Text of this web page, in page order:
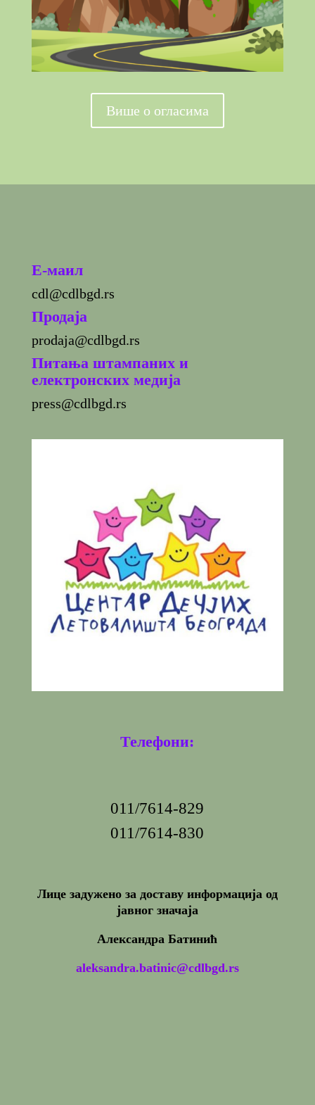
Више о огласима
E-маил
cdl@cdlbgd.rs
Продаја
prodaja@cdlbgd.rs
Питања штампаних и
електронских медија
press@cdlbgd.rs
Телефони:
011/7614-829
011/7614-830
Лице задужено за доставу информација од
јавног значаја
Александра Батинић
aleksandra.batinic@cdlbgd.rs